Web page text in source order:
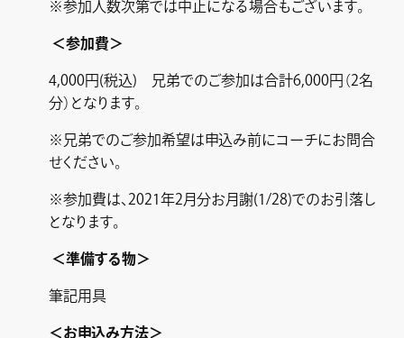
※参加人数次第では中止になる場合もございます。
＜参加費＞
4,000円(税込) 兄弟でのご参加は合計6,000円（2名
分）となります。
※兄弟でのご参加希望は申込み前にコーチにお問合
せください。
※参加費は、2021年2月分お月謝(1/28)でのお引落し
となります。
＜準備する物＞
筆記用具
＜お申込み方法＞